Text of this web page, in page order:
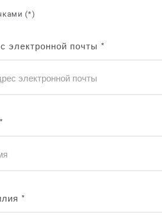
(*)
электронной почты *
*
*